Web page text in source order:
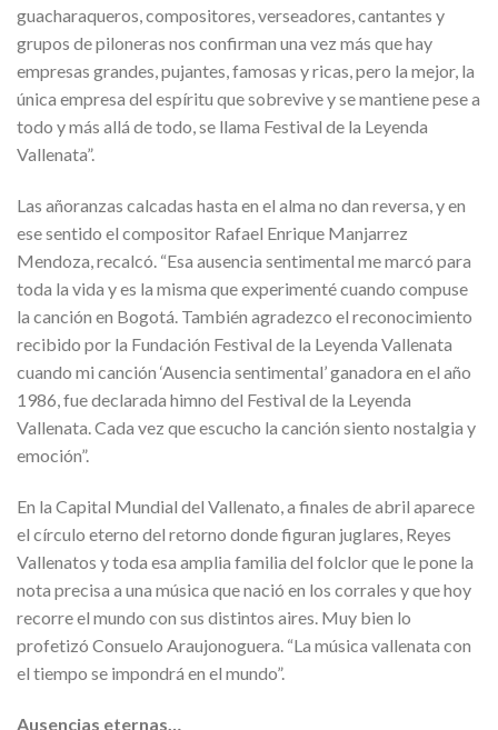
guacharaqueros, compositores, verseadores, cantantes y
grupos de piloneras nos confirman una vez más que hay
empresas grandes, pujantes, famosas y ricas, pero la mejor, la
única empresa del espíritu que sobrevive y se mantiene pese a
todo y más allá de todo, se llama Festival de la Leyenda
Vallenata”.
Las añoranzas calcadas hasta en el alma no dan reversa, y en
ese sentido el compositor Rafael Enrique Manjarrez
Mendoza, recalcó. “Esa ausencia sentimental me marcó para
toda la vida y es la misma que experimenté cuando compuse
la canción en Bogotá. También agradezco el reconocimiento
recibido por la Fundación Festival de la Leyenda Vallenata
cuando mi canción ‘Ausencia sentimental’ ganadora en el año
1986, fue declarada himno del Festival de la Leyenda
Vallenata. Cada vez que escucho la canción siento nostalgia y
emoción”.
En la Capital Mundial del Vallenato, a finales de abril aparece
el círculo eterno del retorno donde figuran juglares, Reyes
Vallenatos y toda esa amplia familia del folclor que le pone la
nota precisa a una música que nació en los corrales y que hoy
recorre el mundo con sus distintos aires. Muy bien lo
profetizó Consuelo Araujonoguera. “La música vallenata con
el tiempo se impondrá en el mundo”.
Ausencias eternas…